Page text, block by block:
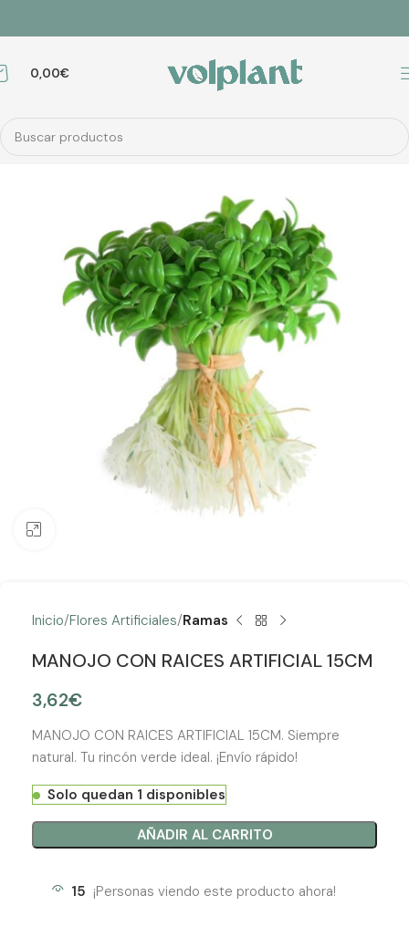
0,00€
Inicio Flores Artificiales Ramas
MANOJO CON RAICES ARTIFICIAL 15CM
3,62€
MANOJO CON RAICES ARTIFICIAL 15CM. Siempre
natural. Tu rincón verde ideal. ¡Envío rápido!
Solo quedan 1 disponibles
AÑADIR AL CARRITO
15 ¡Personas viendo este producto ahora!